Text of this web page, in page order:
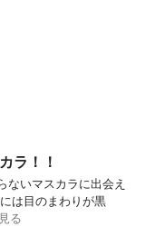
ラ！！
ないマスカラに出会え
は目のまわりが黒
る